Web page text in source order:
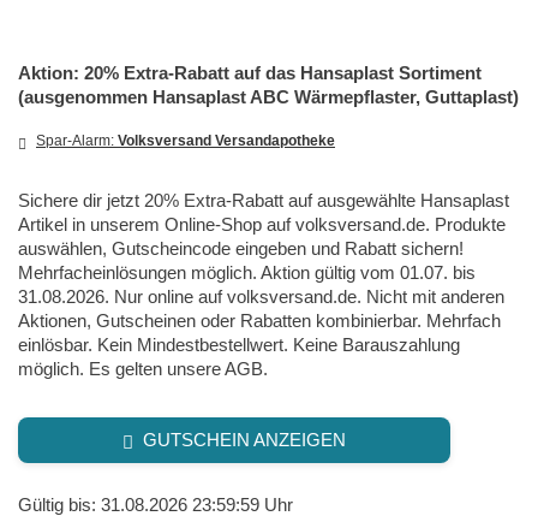
Aktion: 20% Extra-Rabatt auf das Hansaplast Sortiment
(ausgenommen Hansaplast ABC Wärmepflaster, Guttaplast)
Spar-Alarm: Volksversand Versandapotheke
Sichere dir jetzt 20% Extra-Rabatt auf ausgewählte Hansaplast
Artikel in unserem Online-Shop auf volksversand.de. Produkte
auswählen, Gutscheincode eingeben und Rabatt sichern!
Mehrfacheinlösungen möglich. Aktion gültig vom 01.07. bis
31.08.2026. Nur online auf volksversand.de. Nicht mit anderen
Aktionen, Gutscheinen oder Rabatten kombinierbar. Mehrfach
einlösbar. Kein Mindestbestellwert. Keine Barauszahlung
möglich. Es gelten unsere AGB.
GUTSCHEIN ANZEIGEN
Gültig bis: 31.08.2026 23:59:59 Uhr